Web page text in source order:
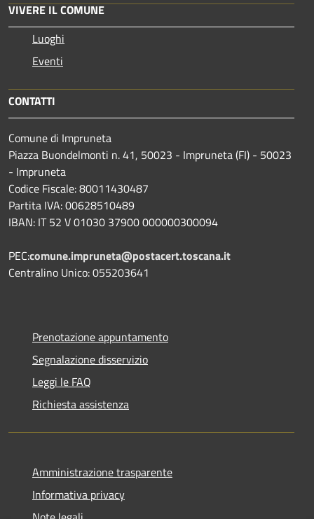
VIVERE IL COMUNE
Luoghi
Eventi
CONTATTI
Comune di Impruneta
Piazza Buondelmonti n. 41, 50023 - Impruneta (FI) - 50023
- Impruneta
Codice Fiscale: 80011430487
Partita IVA: 00628510489
IBAN: IT 52 V 01030 37900 000000300094
PEC:comune.impruneta@postacert.toscana.it
Centralino Unico: 055203641
Prenotazione appuntamento
Segnalazione disservizio
Leggi le FAQ
Richiesta assistenza
Amministrazione trasparente
Informativa privacy